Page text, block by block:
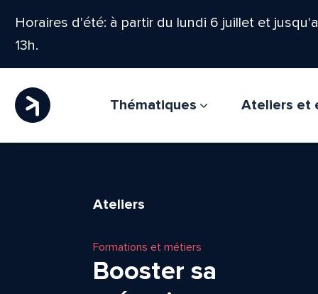
Horaires d'été: à partir du lundi 6 juillet et
13h.
Thématiques Ateliers et
Ateliers
Formations et métiers
Booster sa